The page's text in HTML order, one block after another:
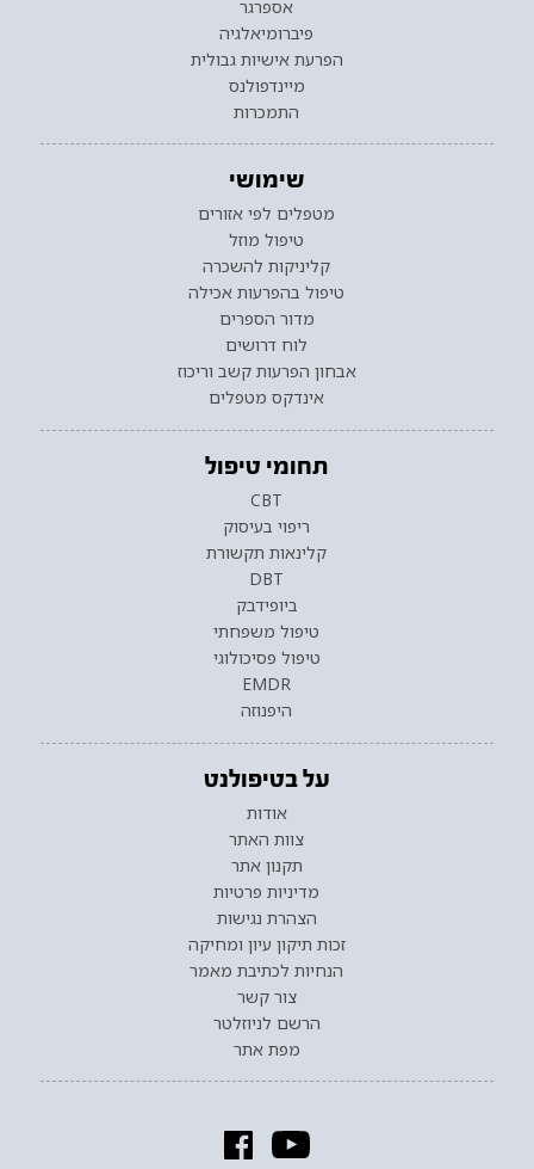
אספרגר
פיברומיאלגיה
הפרעת אישיות גבולית
מיינדפולנס
התמכרות
שימושי
מטפלים לפי אזורים
טיפול מוזל
קליניקות להשכרה
טיפול בהפרעות אכילה
מדור הספרים
לוח דרושים
אבחון הפרעות קשב וריכוז
אינדקס מטפלים
תחומי טיפול
CBT
ריפוי בעיסוק
קלינאות תקשורת
DBT
ביופידבק
טיפול משפחתי
טיפול פסיכולוגי
EMDR
היפנוזה
על בטיפולנט
אודות
צוות האתר
תקנון אתר
מדיניות פרטיות
הצהרת נגישות
זכות תיקון עיון ומחיקה
הנחיות לכתיבת מאמר
צור קשר
הרשם לניוזלטר
מפת אתר